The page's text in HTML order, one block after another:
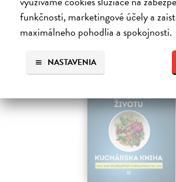
funkčnosti, marketingové účely a
maximálneho pohodlia a spokojnosti.
NASTAVENIA